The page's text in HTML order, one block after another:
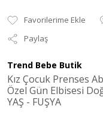
Paylaş
Trend Bebe Butik
Kız Çocuk Prenses
Özel Gün Elbisesi
YAŞ - FUŞYA